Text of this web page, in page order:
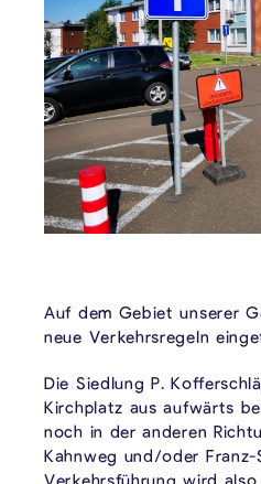
Auf dem Gebiet unserer
neue Verkehrsregeln
Die Siedlung P.
Kirchplatz aus aufwärts
noch in der anderen
Kahnweg und/oder Franz-
Verkehrsführung wird also